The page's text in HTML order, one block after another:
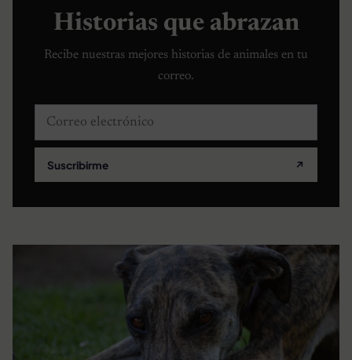
Historias que abrazan
Recibe nuestras mejores historias de animales en tu
correo.
Correo electrónico
Suscribirme ↗